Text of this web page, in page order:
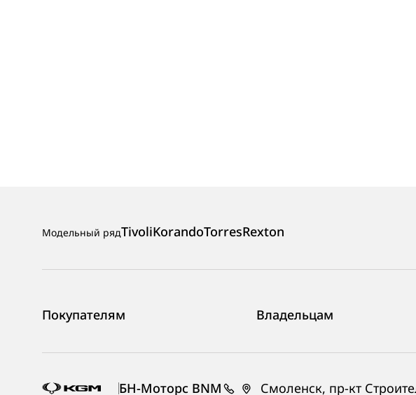
БН-Моторс BNM Смоленск, пр-кт
Модельный рядTivoliKorandoTorresRexton
Покупателям Владельцам